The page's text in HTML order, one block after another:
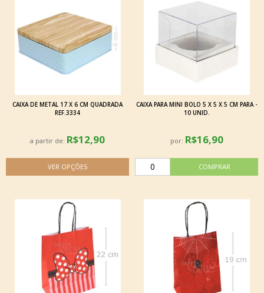
CAIXA DE METAL 17 X 6 CM QUADRADA
REF.3334
a partir de: R$12,90
CAIXA PARA MINI BOLO 5 X 5 X 5 CM PARA -
10 UNID.
por: R$16,90